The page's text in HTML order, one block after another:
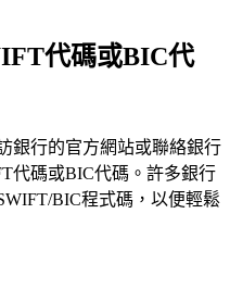
代碼或BIC代
銀行的官方網站或聯絡銀行
代碼或BIC代碼。許多銀行
BIC程式碼，以便輕鬆